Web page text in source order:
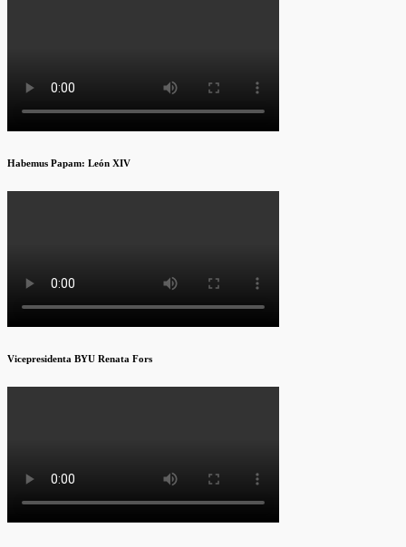
Habemus Papam: León XIV
Vicepresidenta BYU Renata Fors